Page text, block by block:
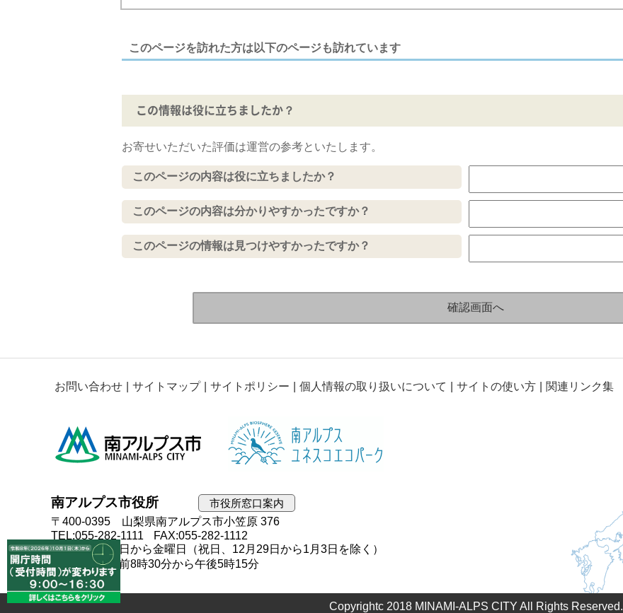
このページを訪れた方は以下のページも訪れています
この情報は役に立ちましたか？
お寄せいただいた評価は運営の参考といたします。
このページの内容は役に立ちましたか？
このページの内容は分かりやすかったですか？
このページの情報は見つけやすかったですか？
お問い合わせ サイトマップ サイトポリシー 個人情報の取り扱いについて サイトの使い方 関連リンク集
南アルプス市役所
市役所窓口案内
〒400-0395 山梨県南アルプス市小笠原 376
TEL:055-282-1111
FAX:055-282-1112
開庁日：月曜日から金曜日（祝日、12月29日から1月3日を除く）
開庁時間：午前8時30分から午後5時15分
Copyrightc 2018 MINAMI-ALPS CITY All Rights Reserved.